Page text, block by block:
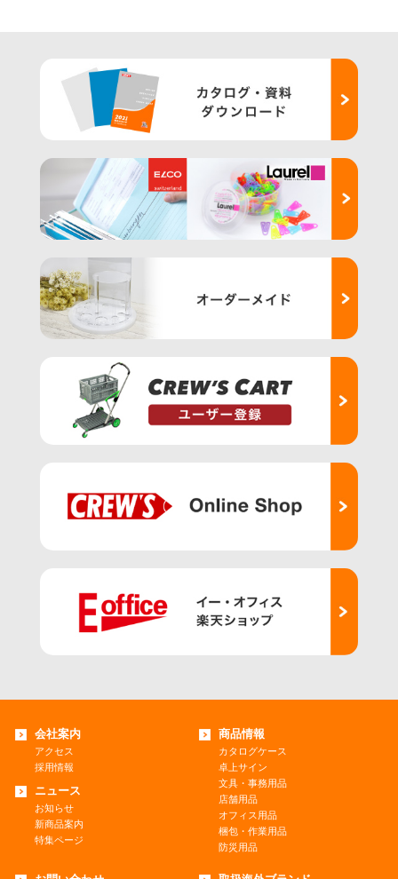
会社案内
アクセス
採用情報
ニュース
お知らせ
新商品案内
特集ページ
商品情報
カタログケース
卓上サイン
文具・事務用品
店舗用品
オフィス用品
梱包・作業用品
防災用品